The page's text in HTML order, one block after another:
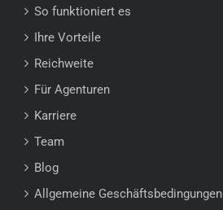
So funktioniert es
Ihre Vorteile
Reichweite
Für Agenturen
Karriere
Team
Blog
Allgemeine Geschäftsbedingungen